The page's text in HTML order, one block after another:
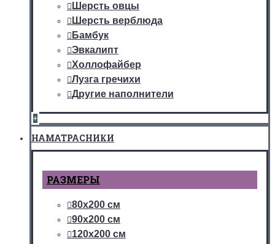
Шерсть овцы
Шерсть верблюда
Бамбук
Эвкалипт
Холлофайбер
Лузга гречихи
Другие наполнители
+
НАМАТРАСНИКИ
РАЗМЕРЫ
80х200 см
90х200 см
120х200 см